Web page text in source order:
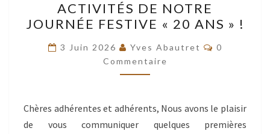
7
NOVEMBRE
2026
:
PRÉ
AUX
ACTIVITÉS
ACTIVITÉS DE NOTRE
JOURNÉE FESTIVE « 20 ANS » !
3 Juin 2026 Yves Abautret
0
Commentaire
Chères adhérentes et adhérents, Nous avons le plaisir
de vous communiquer quelques premières